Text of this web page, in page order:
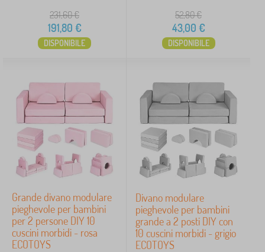
Disponibilità
Tipo di offerta
Etichette
231,60€
191,80 €
DISPONIBILE
52,80€
43,00 €
DISPONIBILE
Grande divano modulare
pieghevole per bambini
per 2 persone DIY 10
cuscini morbidi - rosa
ECOTOYS
Divano modulare
pieghevole per bambini
grande a 2 posti DIY con
10 cuscini morbidi - grigio
ECOTOYS